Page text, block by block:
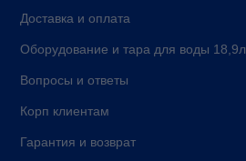
Доставка и оплата
Оборудование и тара для воды 18,9л
Вопросы и ответы
Корп клиентам
Гарантия и возврат